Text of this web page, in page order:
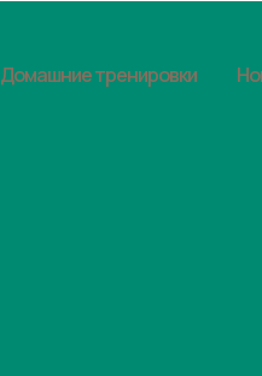
Домашние тренировки